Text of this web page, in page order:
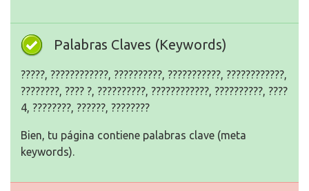
Palabras Claves (Keywords)
?????, ????????????, ??????????, ???????????, ????????????,
????????, ???? ?, ??????????, ????????????, ??????????, ????
4, ????????, ??????, ????????
Bien, tu página contiene palabras clave (meta
keywords).